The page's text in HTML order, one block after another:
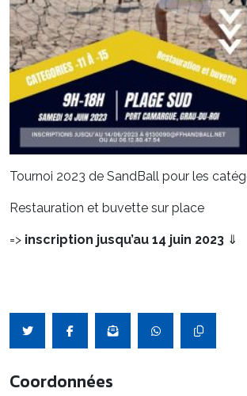
Tournoi 2023 de SandBall pour les
Restauration et buvette sur place
=> inscription jusqu’au 14 juin 2023 ⇓
Coordonnées